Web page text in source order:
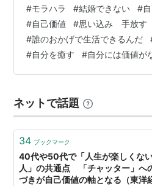
長くなりましたが、 ぜひ最後ま
^ ・ 私は普段、オンラインで 個
ただいていて、 様々なご相談を
で、例えば、 専業主婦やパート
から、 ご主人のお給料がメイ
#モラハラ #結婚できない #
#自己価値 #思い込み 手放す
#誰のおかげで生活できるんだ
#自分を癒す #自分には価値が
ネットで話題
34 ブックマーク
40代や50代で「人生が楽しくな
人」の共通点 「チャッター」へ
づきが自己価値の軸となる（東洋